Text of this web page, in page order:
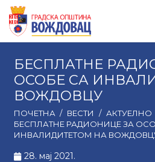
БЕСПЛАТНЕ
ОСОБЕ СА
ВОЖДОВЦУ
ПОЧЕТНА / ВЕСТИ / АКТУЕЛНО
БЕСПЛАТНЕ РАДИОНИЦЕ ЗА
ИНВАЛИДИТЕТОМ НА
28. мај 2021.